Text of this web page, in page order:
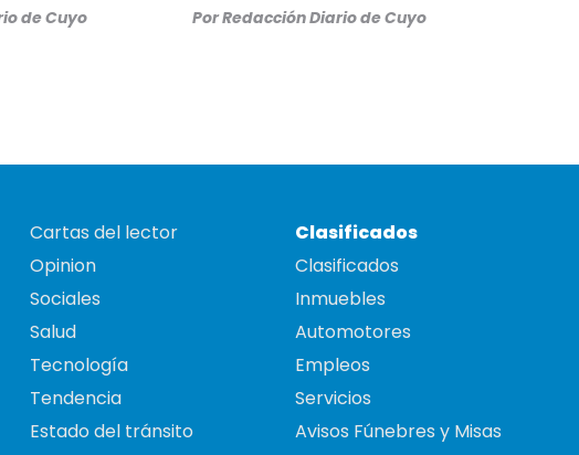
de Cuyo PorRedacción Diario de Cuyo
Cartas del lector
Opinion
Sociales
Salud
Tecnología
Tendencia
Estado del tránsito
Clasificados
Clasificados
Inmuebles
Automotores
Empleos
Servicios
Avisos Fúnebres y Misas